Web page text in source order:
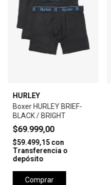
HURLEY
Boxer HURLEY BRIEF-
BLACK / BRIGHT
$69.999,00
$59.499,15con
Transferencia o
depósito
Comprar